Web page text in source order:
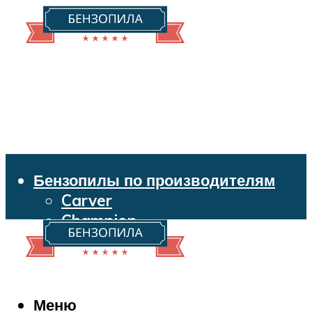
Бензопилы по производителям
Carver
Champion
Echo
Husqvarna
Makita
Меню